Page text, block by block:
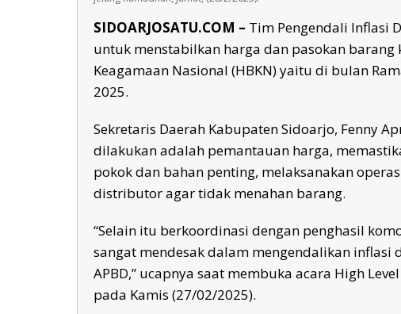
SIDOARJOSATU.COM – Tim Pengendali Inflasi
untuk menstabilkan harga dan pasokan
Keagamaan Nasional (HBKN) yaitu di bulan
2025.
Sekretaris Daerah Kabupaten Sidoarjo, Fenny
dilakukan adalah pemantauan harga,
pokok dan bahan penting, melaksanakan
distributor agar tidak menahan barang.
“Selain itu berkoordinasi dengan penghasil
sangat mendesak dalam mengendalikan
APBD,” ucapnya saat membuka acara High
pada Kamis (27/02/2025).